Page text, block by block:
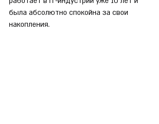
была абсолютно спокойна за свои
накопления.